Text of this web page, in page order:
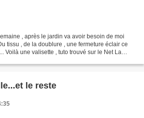
, après le jardin va avoir besoin de moi
tissu , de la doublure , une fermeture éclair ce
Voilà une valisette , tuto trouvé sur le Net La
le reste